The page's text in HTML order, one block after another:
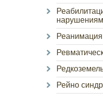
Реанимация
Рейно